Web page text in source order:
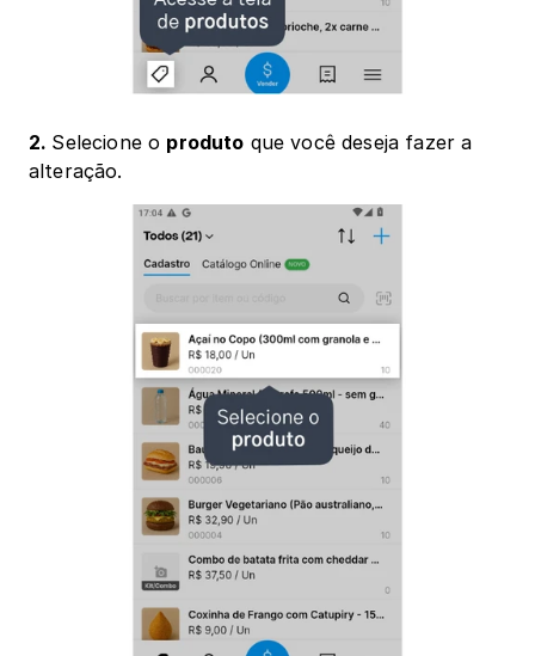
2. Selecione o produto que você deseja fazer a
alteração.